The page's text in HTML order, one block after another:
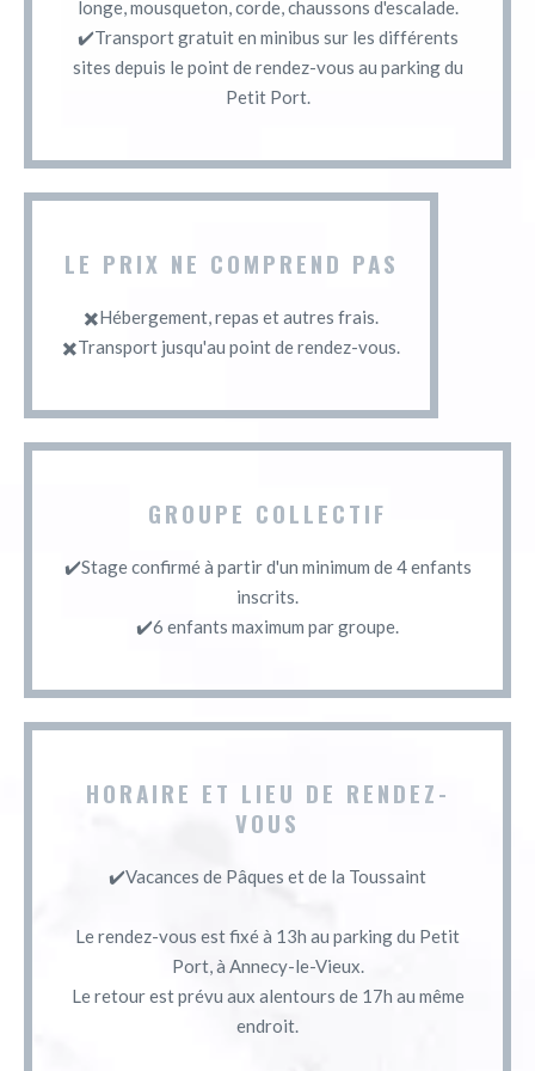
longe, mousqueton, corde, chaussons d'escalade.
✔️Transport gratuit en minibus sur les différents
sites depuis le point de rendez-vous au parking du
Petit Port.
LE PRIX NE COMPREND PAS
✖️Hébergement, repas et autres frais.
✖️Transport jusqu'au point de rendez-vous.
GROUPE COLLECTIF
✔️Stage confirmé à partir d'un minimum de 4 enfants
inscrits.
✔️6 enfants maximum par groupe.
HORAIRE ET LIEU DE RENDEZ-
VOUS
✔️Vacances de Pâques et de la Toussaint
Le rendez-vous est fixé à 13h au parking du Petit
Port, à Annecy-le-Vieux.
Le retour est prévu aux alentours de 17h au même
endroit.